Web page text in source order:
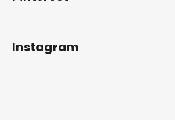
Instagram